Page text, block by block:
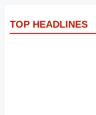
TOP HEADLINES